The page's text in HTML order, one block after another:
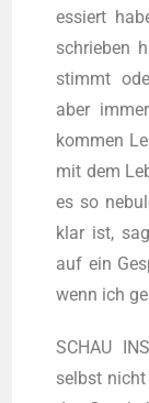
es­siert
schrie­ben
stimmt
aber
kom­men
mit dem
es so
klar ist,
auf ein
wenn ich
SCHAU
selbst